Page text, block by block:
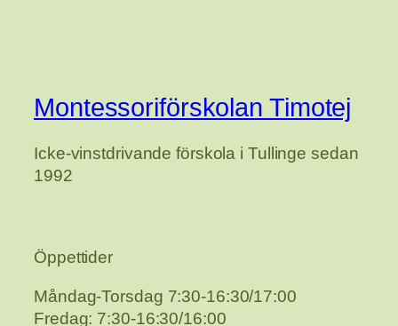
Montessoriförskolan Timotej
Icke-vinstdrivande förskola i Tullinge sedan
1992
Öppettider
Måndag-Torsdag 7:30-16:30/17:00
Fredag: 7:30-16:30/16:00